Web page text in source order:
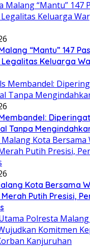
“Mantu” 147
Legalitas Keluarga
Tanpa
Kota Bersama
Putih Presisi,